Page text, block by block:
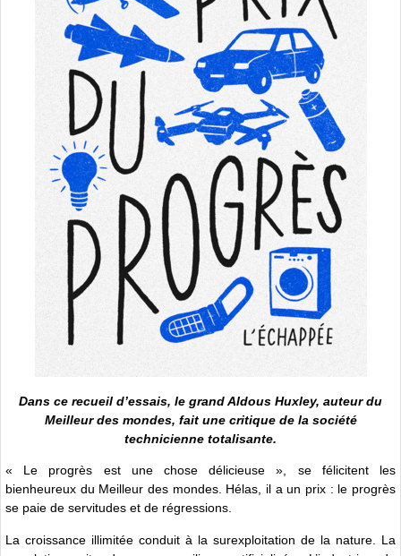
Dans ce recueil d’essais, le grand Aldous Huxley, auteur du
Meilleur des mondes, fait une critique de la société
technicienne totalisante.
« Le progrès est une chose délicieuse », se félicitent les
bienheureux du Meilleur des mondes. Hélas, il a un prix : le progrès
se paie de servitudes et de régressions.
La croissance illimitée conduit à la surexploitation de la nature. La